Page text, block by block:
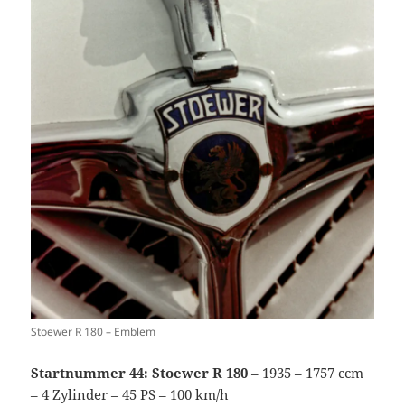
Stoewer R 180 – Emblem
Startnummer 44: Stoewer R 180 – 1935 – 1757 ccm
– 4 Zylinder – 45 PS – 100 km/h